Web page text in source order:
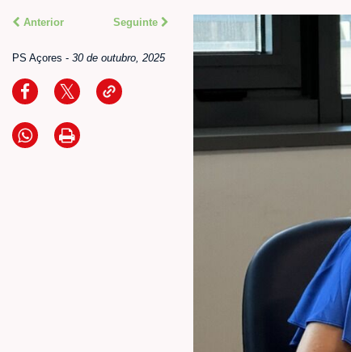
Anterior Seguinte
PS Açores - 30 de outubro, 2025